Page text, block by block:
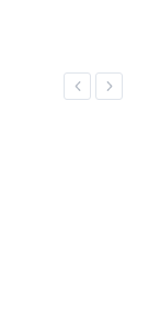
Previous
Next